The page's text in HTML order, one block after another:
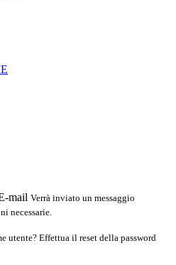
mail Verrà inviato un messaggio
necessarie.
utente? Effettua il reset della password